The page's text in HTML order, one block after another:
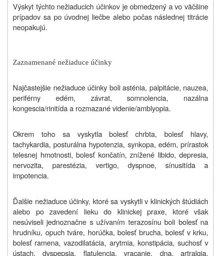
Výskyt týchto nežiaducich účinkov je obmedzený a vo väčšine
prípadov sa po úvodnej liečbe alebo počas následnej titrácie
neopakujú.
Zaznamenané nežiaduce účinky
Najčastejšie nežiaduce účinky boli asténia, palpitácie, nauzea,
periférny edém, závrat, somnolencia, nazálna
kongescia/rinitída a rozmazané videnie/amblyopia.
Okrem toho sa vyskytla bolesť chrbta, bolesť hlavy,
tachykardia, posturálna hypotenzia, synkopa, edém, prírastok
telesnej hmotnosti, bolesť končatín, znížené libido, depresia,
nervozita, parestézia, vertigo, dyspnoe, sínusitída a
impotencia.
Ďalšie nežiaduce účinky, ktoré sa vyskytli v klinických štúdiách
alebo po zavedení lieku do klinickej praxe, ktoré však
nesúviseli jednoznačne s užívaním terazosínu boli bolesť na
hrudníku, opuch tváre, horúčka, bolesť brucha, bolesť v krku,
bolesť ramena, vazodilatácia, arytmia, konstipácia, suchosť v
ústach, dyspepsia, flatulencia, vracanie, dna, artralgia,